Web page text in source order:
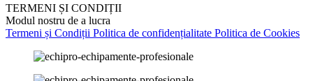
TERMENI ȘI CONDIȚII
Modul nostru de a lucra
Termeni și Condiții Politica de confidențialitate Politica de Cookies